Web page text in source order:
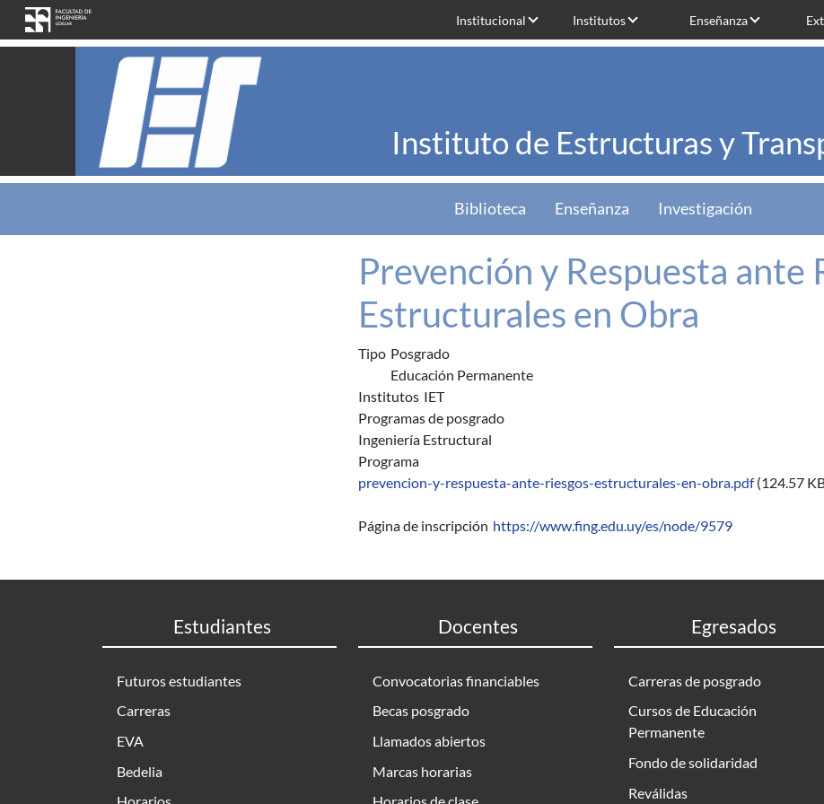
Pasar al contenido principal
Institucional Institutos Enseñanza
Instituto de Estructuras y
Biblioteca Enseñanza Investigación
Prevención y Respuesta ante
Estructurales en Obra
Tipo Posgrado
Educación Permanente
Institutos IET
Programas de posgrado
Ingeniería Estructural
Programa
prevencion-y-respuesta-ante-riesgos-estructurales-en-obra.pdf (124.57
Página de inscripción https://www.fing.edu.uy/es/node/9579
Estudiantes
Futuros estudiantes
Carreras
EVA
Bedelia
Docentes
Convocatorias financiables
Becas posgrado
Llamados abiertos
Marcas horarias
Egresados
Carreras de posgrado
Cursos de Educación
Permanente
Fondo de solidaridad
Reválidas